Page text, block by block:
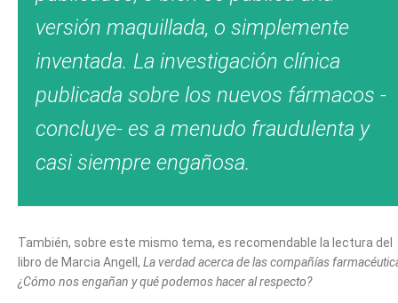
versión maquillada, o simplemente
inventada. La investigación clínica
publicada sobre los nuevos fármacos -
concluye- es a menudo fraudulenta y
casi siempre engañosa.
También, sobre este mismo tema, es recomendable la lectura del
libro de Marcia Angell, La verdad acerca de las compañías
¿Cómo nos engañan y qué podemos hacer al respecto?